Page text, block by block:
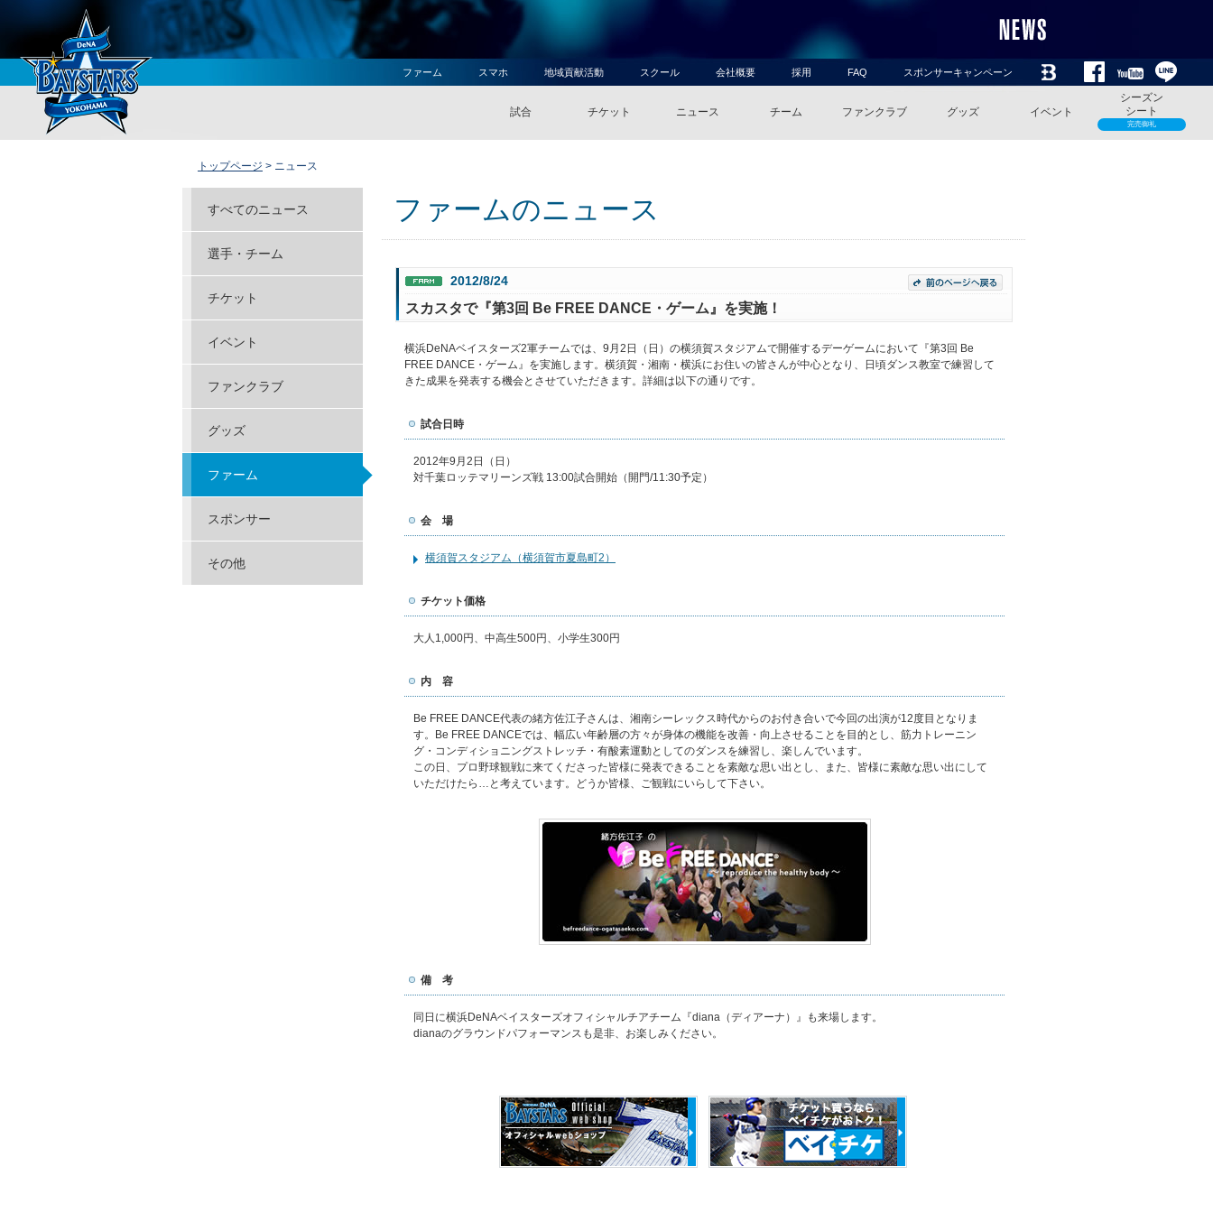
スポンサーキャンペーン
FAQ
採用
会社概要
スクール
地域貢献活動
スマホ
ファーム
シーズン
シート
完売御礼
イベント
グッズ
ファンクラブ
チーム
ニュース
チケット
試合
トップページ > ニュース
ファームのニュース
2012/8/24
スカスタで『第3回 Be FREE DANCE・ゲーム』を実施！
横浜DeNAベイスターズ2軍チームでは、9月2日（日）の横須賀スタジアムで開催するデーゲームにおいて『第3回 Be
FREE DANCE・ゲーム』を実施します。横須賀・湘南・横浜にお住いの皆さんが中心となり、日頃ダンス教室で練習して
きた成果を発表する機会とさせていただきます。詳細は以下の通りです。
試合日時
2012年9月2日（日）
対千葉ロッテマリーンズ戦 13:00試合開始（開門/11:30予定）
会 場
横須賀スタジアム（横須賀市夏島町2）
チケット価格
大人1,000円、中高生500円、小学生300円
内 容
Be FREE DANCE代表の緒方佐江子さんは、湘南シーレックス時代からのお付き合いで今回の出演が12度目となりま
す。Be FREE DANCEでは、幅広い年齢層の方々が身体の機能を改善・向上させることを目的とし、筋力トレーニン
グ・コンディショニングストレッチ・有酸素運動としてのダンスを練習し、楽しんでいます。
この日、プロ野球観戦に来てくださった皆様に発表できることを素敵な思い出とし、また、皆様に素敵な思い出にして
いただけたら…と考えています。どうか皆様、ご観戦にいらして下さい。
備 考
同日に横浜DeNAベイスターズオフィシャルチアチーム『diana（ディアーナ）』も来場します。
dianaのグラウンドパフォーマンスも是非、お楽しみください。
すべてのニュース
選手・チーム
チケット
イベント
ファンクラブ
グッズ
ファーム
スポンサー
その他